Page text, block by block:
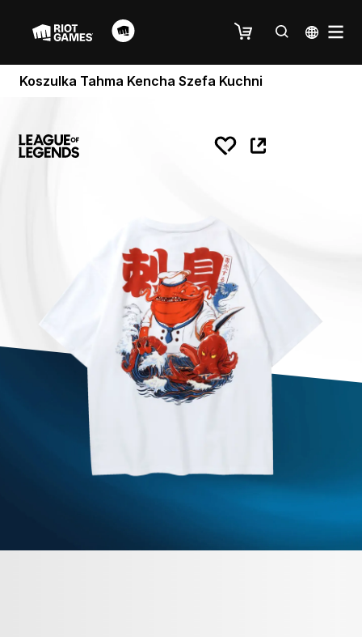
Koszulka Tahma Kencha Szefa Kuchni